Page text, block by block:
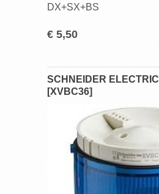
DX+SX+BS
€ 5,50
SCHNEIDER ELECTRIC
[XVBC36]